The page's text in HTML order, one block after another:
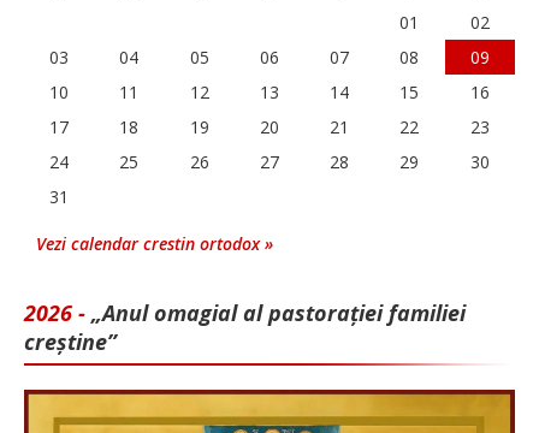
01
02
03
04 05 06 07 08
09
10
11 12 13 14 15
16
17
18 19 20 21 22
23
24
25 26 27 28 29
30
31
Vezi calendar crestin ortodox »
2026 - „Anul omagial al pastorației familiei
creștine”